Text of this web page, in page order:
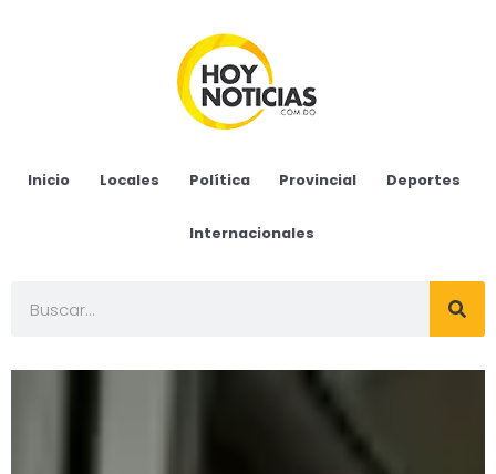
Inicio Locales Política Provincial Deportes
Internacionales